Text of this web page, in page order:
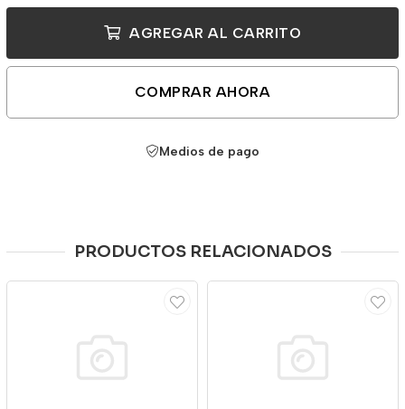
AGREGAR AL CARRITO
COMPRAR AHORA
Medios de pago
PRODUCTOS RELACIONADOS